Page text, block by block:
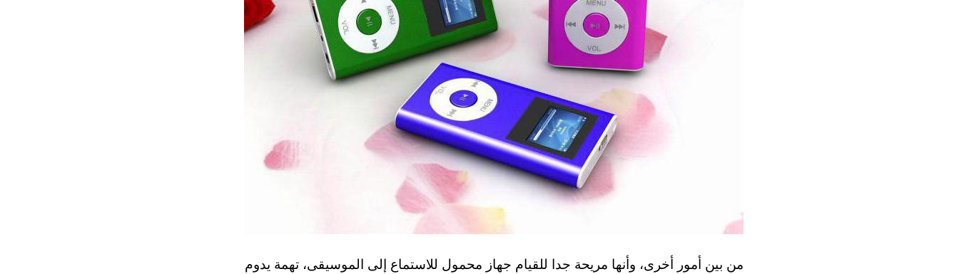
من بين أمور أخرى، وأنها مريحة جدا للقيام جهاز محمول للاستماع إلى الموسيقى، تهمة يدوم